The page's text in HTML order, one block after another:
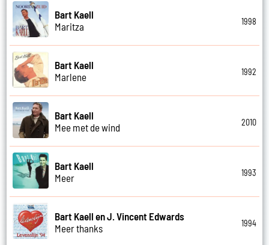
Bart Kaell
Maritza
1998
Bart Kaell
Marlene
1992
Bart Kaell
Mee met de wind
2010
Bart Kaell
Meer
1993
Bart Kaell en J. Vincent Edwards
Meer thanks
1994